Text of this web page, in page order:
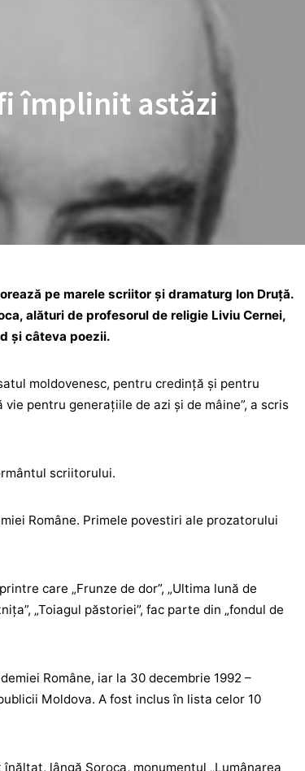
împlinit astăzi
pe marele scriitor și dramaturg Ion Druță.
alături de profesorul de religie Liviu Cernei,
și câteva poezii.
moldovenesc, pentru credință și pentru
pentru generațiile de azi și de mâine”, a scris
scriitorului.
Române. Primele povestiri ale prozatorului
care „Frunze de dor”, „Ultima lună de
„Toiagul păstoriei”, fac parte din „fondul de
Române, iar la 30 decembrie 1992 –
Moldova. A fost inclus în lista celor 10
lângă Soroca, monumentul „Lumânarea